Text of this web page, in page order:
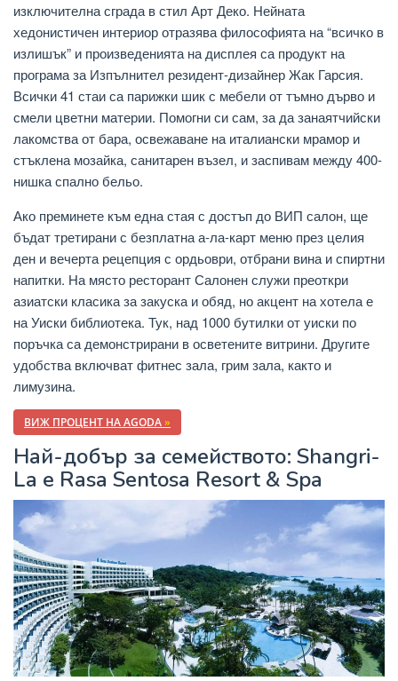
изключителна сграда в стил Арт Деко. Нейната
хедонистичен интериор отразява философията на “всичко в
излишък” и произведенията на дисплея са продукт на
програма за Изпълнител резидент-дизайнер Жак Гарсия.
Всички 41 стаи са парижки шик с мебели от тъмно дърво и
смели цветни материи. Помогни си сам, за да занаятчийски
лакомства от бара, освежаване на италиански мрамор и
стъклена мозайка, санитарен възел, и заспивам между 400-
нишка спално бельо.
Ако преминете към една стая с достъп до ВИП салон, ще
бъдат третирани с безплатна а-ла-карт меню през целия
ден и вечерта рецепция с ордьоври, отбрани вина и спиртни
напитки. На място ресторант Салонен служи преоткри
азиатски класика за закуска и обяд, но акцент на хотела е
на Уиски библиотека. Тук, над 1000 бутилки от уиски по
поръчка са демонстрирани в осветените витрини. Другите
удобства включват фитнес зала, грим зала, както и
лимузина.
ВИЖ ПРОЦЕНТ НА AGODA»
Най-добър за семейството: Shangri-
La е Rasa Sentosa Resort & Spa